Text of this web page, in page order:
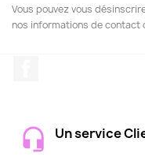
Vous pouvez vous
nos informations de
Un service